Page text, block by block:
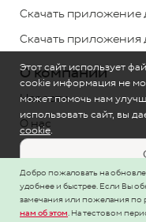
Добро пожаловать на
удобнее и быстрее. Если Вы
замечания или пожелания по
нам об этом. На тестовом
связь
Скачать приложение
Скачать приложения
О компании
Новости
О нас
Реквизиты
Карьера и вакансии
Под международным
Этот сайт использует
cookie информация не
может помочь нам
использовать сайт, вы
cookie.